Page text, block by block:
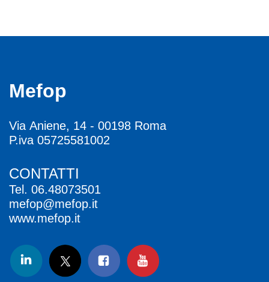
Mefop
Via Aniene, 14 - 00198 Roma
P.iva 05725581002
CONTATTI
Tel. 06.48073501
mefop@mefop.it
www.mefop.it